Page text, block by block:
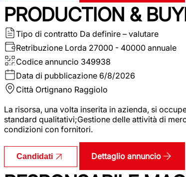
PRODUCTION &
Tipo di contratto Da definire – valutare
Retribuzione Lorda 27000 - 40000 annuale
Codice annuncio 349938
Data di pubblicazione 6/8/2026
Città Ortignano Raggiolo
La risorsa, una volta inserita in azienda, si
standard qualitativi;Gestione delle attività di
condizioni con fornitori.
Candidati Dettaglio annuncio